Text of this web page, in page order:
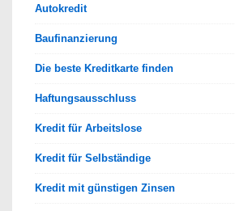
Autokredit
Baufinanzierung
Die beste Kreditkarte finden
Haftungsausschluss
Kredit für Arbeitslose
Kredit für Selbständige
Kredit mit günstigen Zinsen